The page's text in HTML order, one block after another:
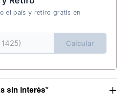
el país y retiro gratis en
Calcular
sin interés*